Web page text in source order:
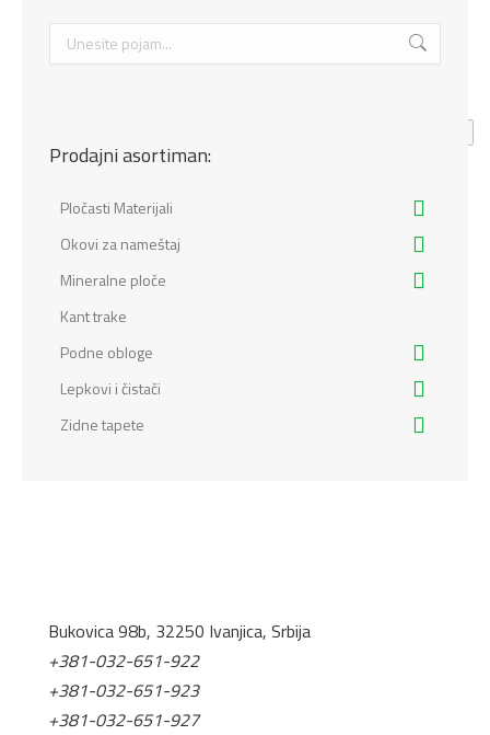
Search:
Prodajni asortiman:
Pločasti Materijali
Okovi za nameštaj
Mineralne ploče
Kant trake
Podne obloge
Lepkovi i čistači
Zidne tapete
Bukovica 98b, 32250 Ivanjica, Srbija
+381-032-651-922
+381-032-651-923
+381-032-651-927